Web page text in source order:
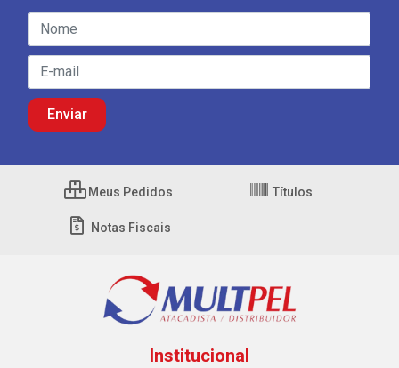
Meus Pedidos Títulos
Notas Fiscais
Institucional